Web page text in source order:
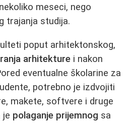
meseci, nego
trajanja studija.
poput arhitektonskog,
arhitekture i nakon
eventualne školarine za
potrebno je izdvojiti
makete, softvere i druge
je polaganje prijemnog sa